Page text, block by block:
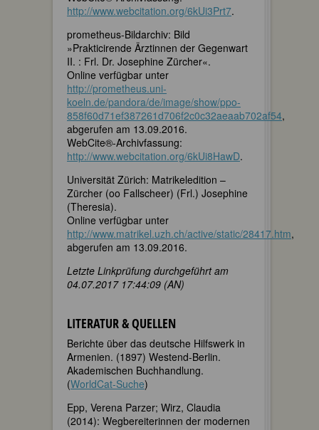
http://www.webcitation.org/6kUi3Prt7.
prometheus-Bildarchiv: Bild
»Prakticirende Ärztinnen der Gegenwart
II. : Frl. Dr. Josephine Zürcher«.
Online verfügbar unter
http://prometheus.uni-
koeln.de/pandora/de/image/show/ppo-
858f60d71ef387261d706f2c0c32aeaab702af54,
abgerufen am 13.09.2016.
WebCite®-Archivfassung:
http://www.webcitation.org/6kUi8HawD.
Universität Zürich: Matrikeledition –
Zürcher (oo Fallscheer) (Frl.) Josephine
(Theresia).
Online verfügbar unter
http://www.matrikel.uzh.ch/active/static/28417.htm,
abgerufen am 13.09.2016.
Letzte Linkprüfung durchgeführt am
04.07.2017 17:44:09 (AN)
LITERATUR & QUELLEN
Berichte über das deutsche Hilfswerk in
Armenien. (1897) Westend-Berlin.
Akademischen Buchhandlung.
(WorldCat-Suche)
Epp, Verena Parzer; Wirz, Claudia
(2014): Wegbereiterinnen der modernen